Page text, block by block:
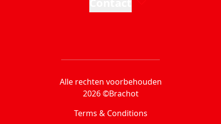
Alle rechten voorbehouden
2026 ©Brachot
Terms & Conditions